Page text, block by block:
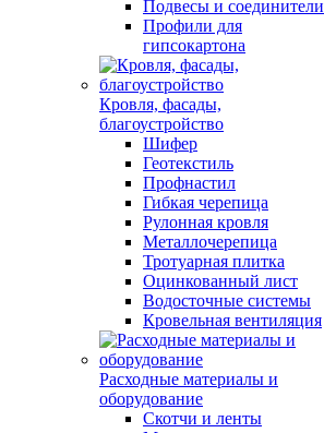
Подвесы и соединители
Профили для
гипсокартона
Кровля, фасады,
благоустройство
Шифер
Геотекстиль
Профнастил
Гибкая черепица
Рулонная кровля
Металлочерепица
Тротуарная плитка
Оцинкованный лист
Водосточные системы
Кровельная вентиляция
Расходные материалы и
оборудование
Скотчи и ленты